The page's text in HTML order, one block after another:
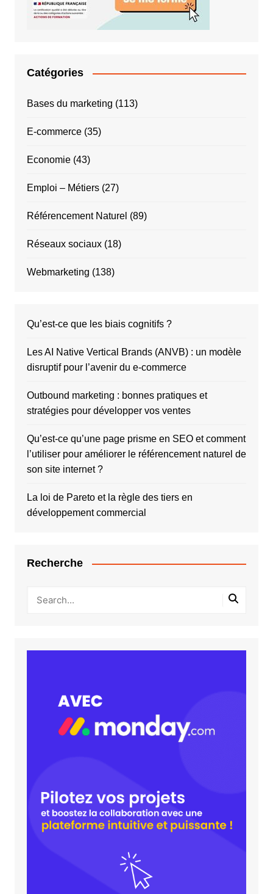
Catégories
Bases du marketing (113)
E-commerce(35)
Economie(43)
Emploi – Métiers(27)
Référencement Naturel (89)
Réseaux sociaux(18)
Webmarketing (138)
Qu’est-ce que les biais cognitifs ?
Les AI Native Vertical Brands (ANVB) : un modèle
disruptif pour l’avenir du e-commerce
Outbound marketing : bonnes pratiques et
stratégies pour développer vos ventes
Qu’est-ce qu’une page prisme en SEO et comment
l’utiliser pour améliorer le référencement naturel de
son site internet ?
La loi de Pareto et la règle des tiers en
développement commercial
Recherche